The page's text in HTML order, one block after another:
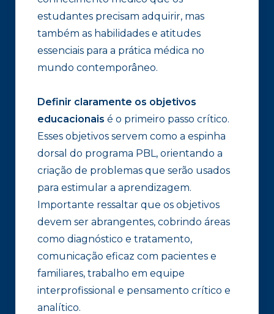
estudantes precisam adquirir, mas
também as habilidades e atitudes
essenciais para a prática médica no
mundo contemporâneo.
Definir claramente os objetivos
educacionais é o primeiro passo crítico.
Esses objetivos servem como a espinha
dorsal do programa PBL, orientando a
criação de problemas que serão usados
para estimular a aprendizagem.
Importante ressaltar que os objetivos
devem ser abrangentes, cobrindo áreas
como diagnóstico e tratamento,
comunicação eficaz com pacientes e
familiares, trabalho em equipe
interprofissional e pensamento crítico e
analítico.